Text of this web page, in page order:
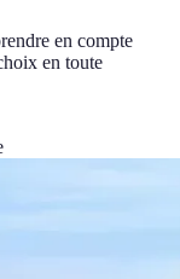
en compte
en toute